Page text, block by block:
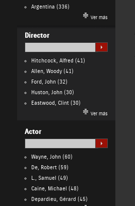
Argentina (336)
Ver más
Director
Hitchcock, Alfred (41)
Allen, Woody(41)
Ford, John(32)
Huston, John(30)
Eastwood, Clint(30)
Ver más
Actor
Wayne, John(60)
De, Robert(59)
L., Samuel (49)
Caine, Michael (48)
Depardieu, Gérard (45)